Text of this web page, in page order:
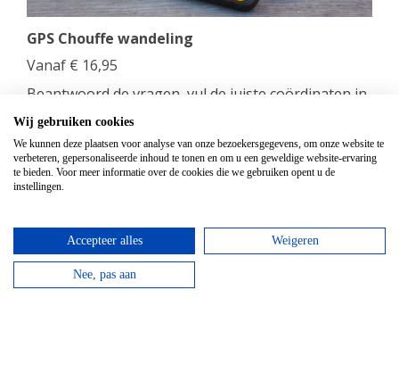
GPS Chouffe wandeling
Vanaf € 16,95
Beantwoord de vragen, vul de juiste coördinaten in
en verdien een Chouffe biertje!
bekijken
Wij gebruiken cookies
We kunnen deze plaatsen voor analyse van onze bezoekersgegevens, om onze website te
verbeteren, gepersonaliseerde inhoud te tonen en om u een geweldige website-ervaring
te bieden. Voor meer informatie over de cookies die we gebruiken opent u de
instellingen.
Accepteer alles Weigeren
Nee, pas aan